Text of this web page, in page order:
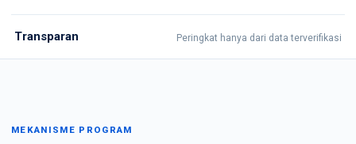
Transparan Peringkat hanya dari data terverifikasi
MEKANISME PROGRAM